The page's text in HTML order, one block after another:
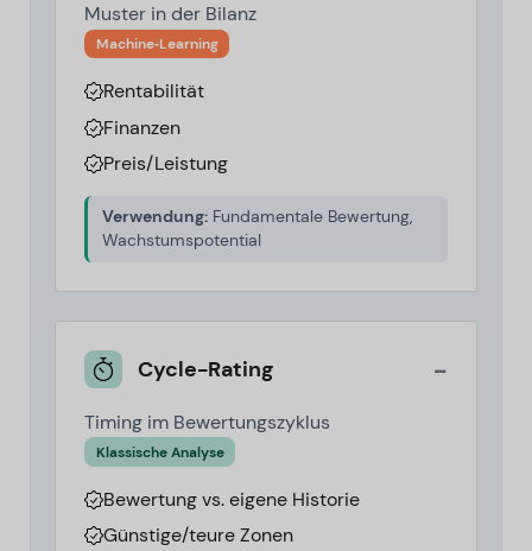
Muster in der Bilanz
Machine‑Learning
Rentabilität
Finanzen
Preis/Leistung
Verwendung: Fundamentale Bewertung,
Wachstumspotential
Cycle-Rating -
Timing im Bewertungszyklus
Klassische Analyse
Bewertung vs. eigene Historie
Günstige/teure Zonen